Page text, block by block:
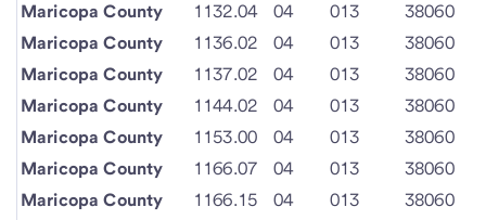
Maricopa County
1132.04 04 013
38060
Maricopa County
1136.02 04 013
38060
Maricopa County
1137.02 04 013
38060
Maricopa County
1144.02 04 013
38060
Maricopa County
1153.00 04 013
38060
Maricopa County
1166.07 04 013
38060
Maricopa County
1166.15 04 013
38060